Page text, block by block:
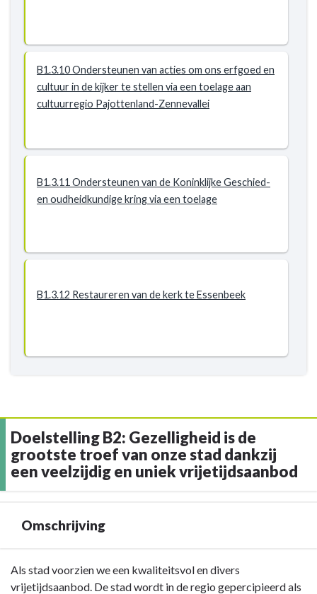
B1.3.10 Ondersteunen van acties om ons erfgoed en
cultuur in de kijker te stellen via een toelage aan
cultuurregio Pajottenland-Zennevallei
B1.3.11 Ondersteunen van de Koninklijke Geschied-
en oudheidkundige kring via een toelage
B1.3.12 Restaureren van de kerk te Essenbeek
Doelstelling B2: Gezelligheid is de
grootste troef van onze stad dankzij
een veelzijdig en uniek vrijetijdsaanbod
Omschrijving
Terug
naar
Als stad voorzien we een kwaliteitsvol en divers
vrijetijdsaanbod. De stad wordt in de regio gepercipieerd als